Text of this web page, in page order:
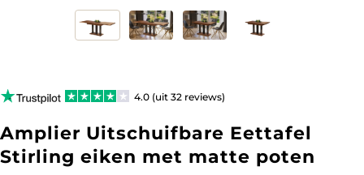
4.0 (uit 32 reviews)
Amplier Uitschuifbare Eettafel
Stirling eiken met matte poten